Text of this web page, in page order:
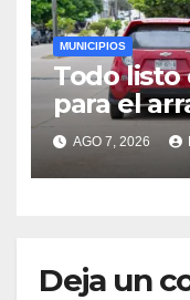
MUNICIPIOS
Todo listo
para el
del Mar
AGO 7, 2026
Deja un